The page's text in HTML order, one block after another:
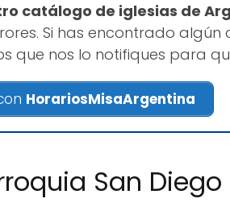
catálogo de iglesias de
Si has encontrado
que nos lo notifiques para
HorariosMisaArgentina
San